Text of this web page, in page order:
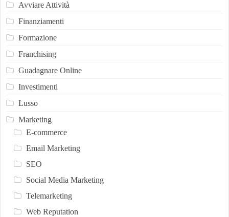
Avviare Attività
Finanziamenti
Formazione
Franchising
Guadagnare Online
Investimenti
Lusso
Marketing
E-commerce
Email Marketing
SEO
Social Media Marketing
Telemarketing
Web Reputation